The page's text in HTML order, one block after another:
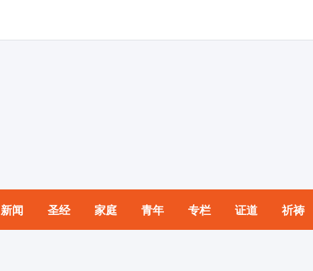
新闻 圣经 家庭 青年 专栏 证道 祈祷